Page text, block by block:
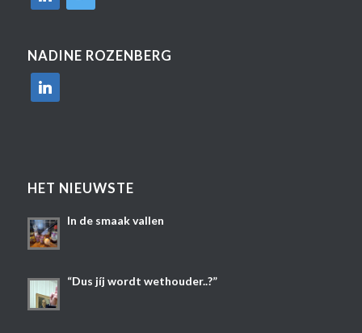
NADINE ROZENBERG
linkedin
HET NIEUWSTE
In de smaak vallen
“Dus jíj wordt wethouder..?”